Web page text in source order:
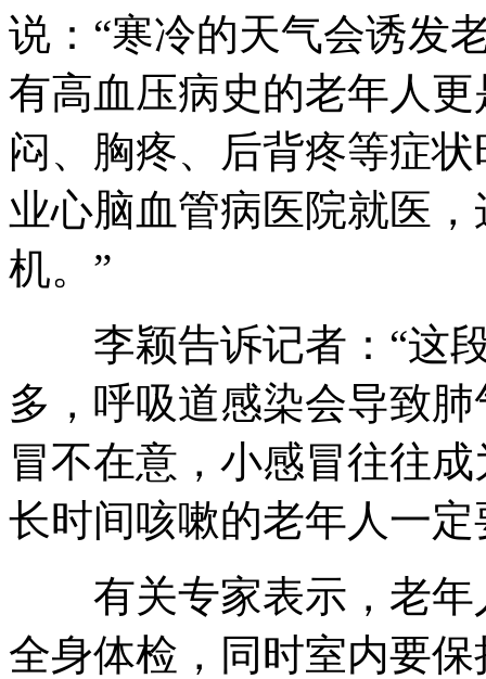
说：“寒冷的天气会诱发
有高血压病史的老年人
闷、胸疼、后背疼等症
业心脑血管病医院就医
机。”
李颖告诉记者：“这段
多，呼吸道感染会导致
冒不在意，小感冒往往
长时间咳嗽的老年人一
有关专家表示，老年
全身体检，同时室内要